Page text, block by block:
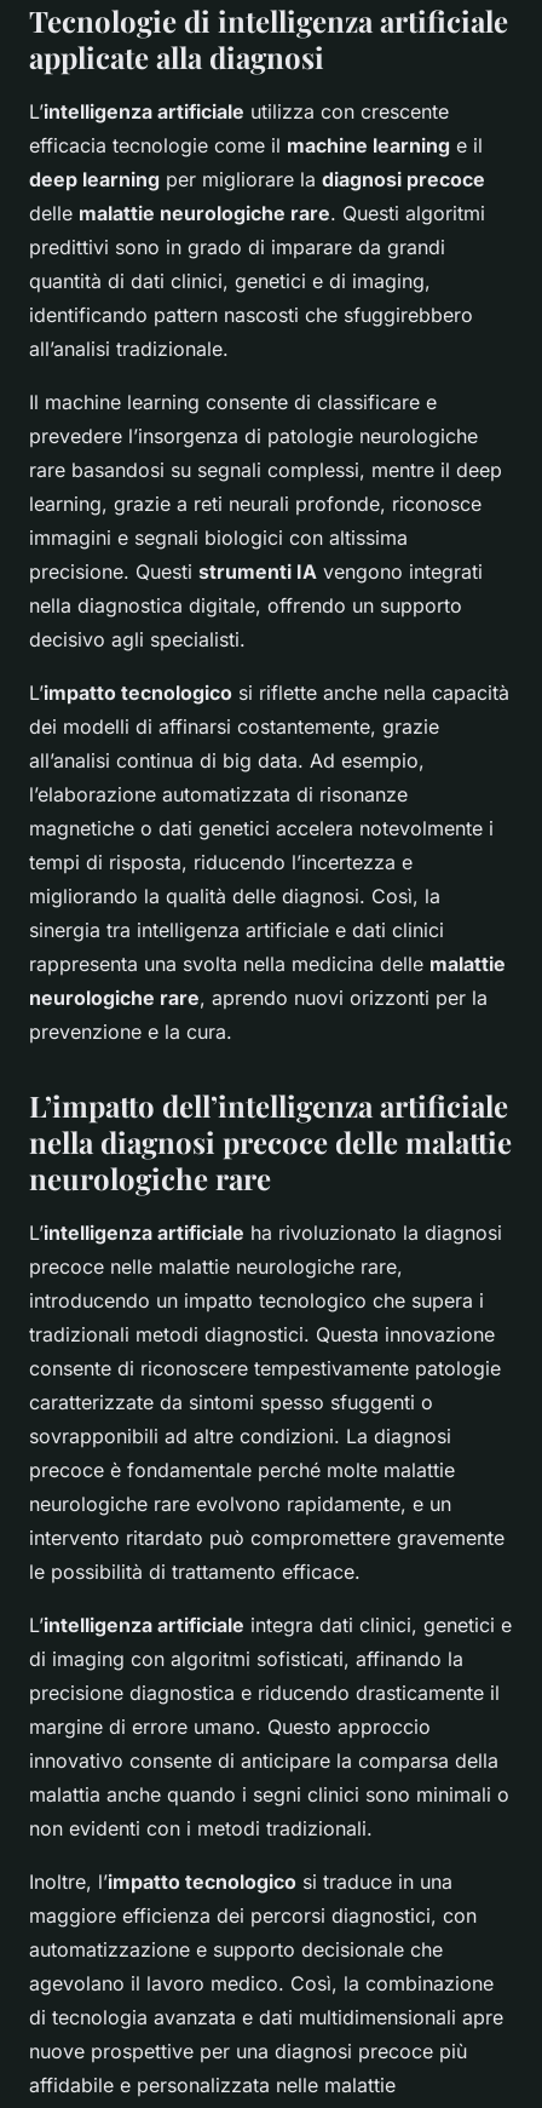
Tecnologie di intelligenza artificiale
applicate alla diagnosi
L’intelligenza artificiale utilizza con crescente
efficacia tecnologie come il machine learning e il
deep learning per migliorare la diagnosi precoce
delle malattie neurologiche rare. Questi algoritmi
predittivi sono in grado di imparare da grandi
quantità di dati clinici, genetici e di imaging,
identificando pattern nascosti che sfuggirebbero
all’analisi tradizionale.
Il machine learning consente di classificare e
prevedere l’insorgenza di patologie neurologiche
rare basandosi su segnali complessi, mentre il deep
learning, grazie a reti neurali profonde, riconosce
immagini e segnali biologici con altissima
precisione. Questi strumenti IA vengono integrati
nella diagnostica digitale, offrendo un supporto
decisivo agli specialisti.
L’impatto tecnologico si riflette anche nella capacità
dei modelli di affinarsi costantemente, grazie
all’analisi continua di big data. Ad esempio,
l’elaborazione automatizzata di risonanze
magnetiche o dati genetici accelera notevolmente i
tempi di risposta, riducendo l’incertezza e
migliorando la qualità delle diagnosi. Così, la
sinergia tra intelligenza artificiale e dati clinici
rappresenta una svolta nella medicina delle malattie
neurologiche rare, aprendo nuovi orizzonti per la
prevenzione e la cura.
L’impatto dell’intelligenza artificiale
nella diagnosi precoce delle malattie
neurologiche rare
L’intelligenza artificiale ha rivoluzionato la diagnosi
precoce nelle malattie neurologiche rare,
introducendo un impatto tecnologico che supera i
tradizionali metodi diagnostici. Questa innovazione
consente di riconoscere tempestivamente patologie
caratterizzate da sintomi spesso sfuggenti o
sovrapponibili ad altre condizioni. La diagnosi
precoce è fondamentale perché molte malattie
neurologiche rare evolvono rapidamente, e un
intervento ritardato può compromettere gravemente
le possibilità di trattamento efficace.
L’intelligenza artificiale integra dati clinici, genetici e
di imaging con algoritmi sofisticati, affinando la
precisione diagnostica e riducendo drasticamente il
margine di errore umano. Questo approccio
innovativo consente di anticipare la comparsa della
malattia anche quando i segni clinici sono minimali o
non evidenti con i metodi tradizionali.
Inoltre, l’impatto tecnologico si traduce in una
maggiore efficienza dei percorsi diagnostici, con
automatizzazione e supporto decisionale che
agevolano il lavoro medico. Così, la combinazione
di tecnologia avanzata e dati multidimensionali apre
nuove prospettive per una diagnosi precoce più
affidabile e personalizzata nelle malattie